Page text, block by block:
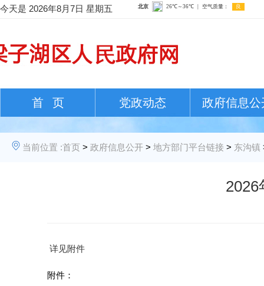
今天是 2026年8月7日 星期五
首 页 党政动态 政府信息公
当前位置 :首页 > 政府信息公开 > 地方部门平台链接 > 东沟镇
2026
详见附件
附件：